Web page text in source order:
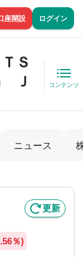
座開設 ログイン
Ｓ
Ｊ
コンテンツ
ニュース
更新
％)